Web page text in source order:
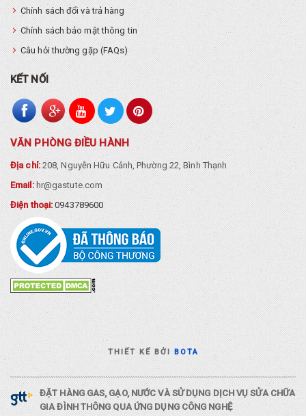
Chính sách đổi và trả hàng
Chính sách bảo mật thông tin
Câu hỏi thường gặp (FAQs)
KẾT NỐI
VĂN PHÒNG ĐIỀU HÀNH
Địa chỉ:208, Nguyễn Hữu Cảnh, Phường 22, Bình Thạnh
Email: hr@gastute.com
Điện thoại:0943789600
THIẾT KẾ BỞIBOTA
ĐẶT HÀNG GAS, GẠO, NƯỚC VÀ SỬ DỤNG DỊCH VỤ SỬA CHỮA
GIA ĐÌNH THÔNG QUA ỨNG DỤNG CÔNG NGHỆ